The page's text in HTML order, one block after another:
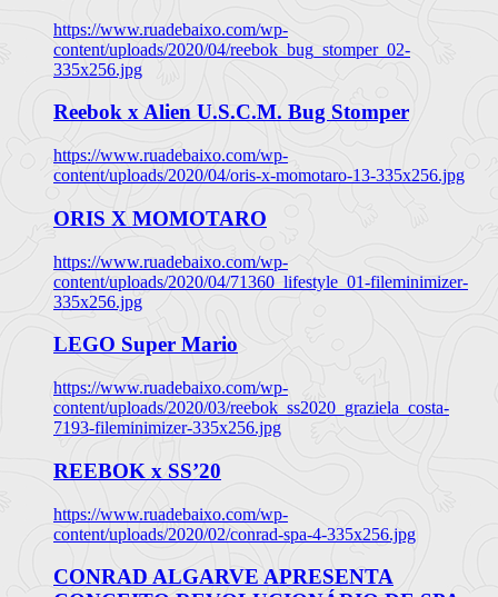
https://www.ruadebaixo.com/wp-
content/uploads/2020/04/reebok_bug_stomper_02-
335x256.jpg
Reebok x Alien U.S.C.M. Bug Stomper
https://www.ruadebaixo.com/wp-
content/uploads/2020/04/oris-x-momotaro-13-335x256.jpg
ORIS X MOMOTARO
https://www.ruadebaixo.com/wp-
content/uploads/2020/04/71360_lifestyle_01-fileminimizer-
335x256.jpg
LEGO Super Mario
https://www.ruadebaixo.com/wp-
content/uploads/2020/03/reebok_ss2020_graziela_costa-
7193-fileminimizer-335x256.jpg
REEBOK x SS’20
https://www.ruadebaixo.com/wp-
content/uploads/2020/02/conrad-spa-4-335x256.jpg
CONRAD ALGARVE APRESENTA